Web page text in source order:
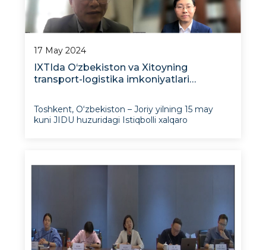
17 May 2024
IXTIda O‘zbekiston va Xitoyning
transport-logistika imkoniyatlari
Toshkent, O‘zbekiston – Joriy yilning 15 may
kuni JIDU huzuridagi Istiqbolli xalqaro
O‘zbekistonning transport-logistika